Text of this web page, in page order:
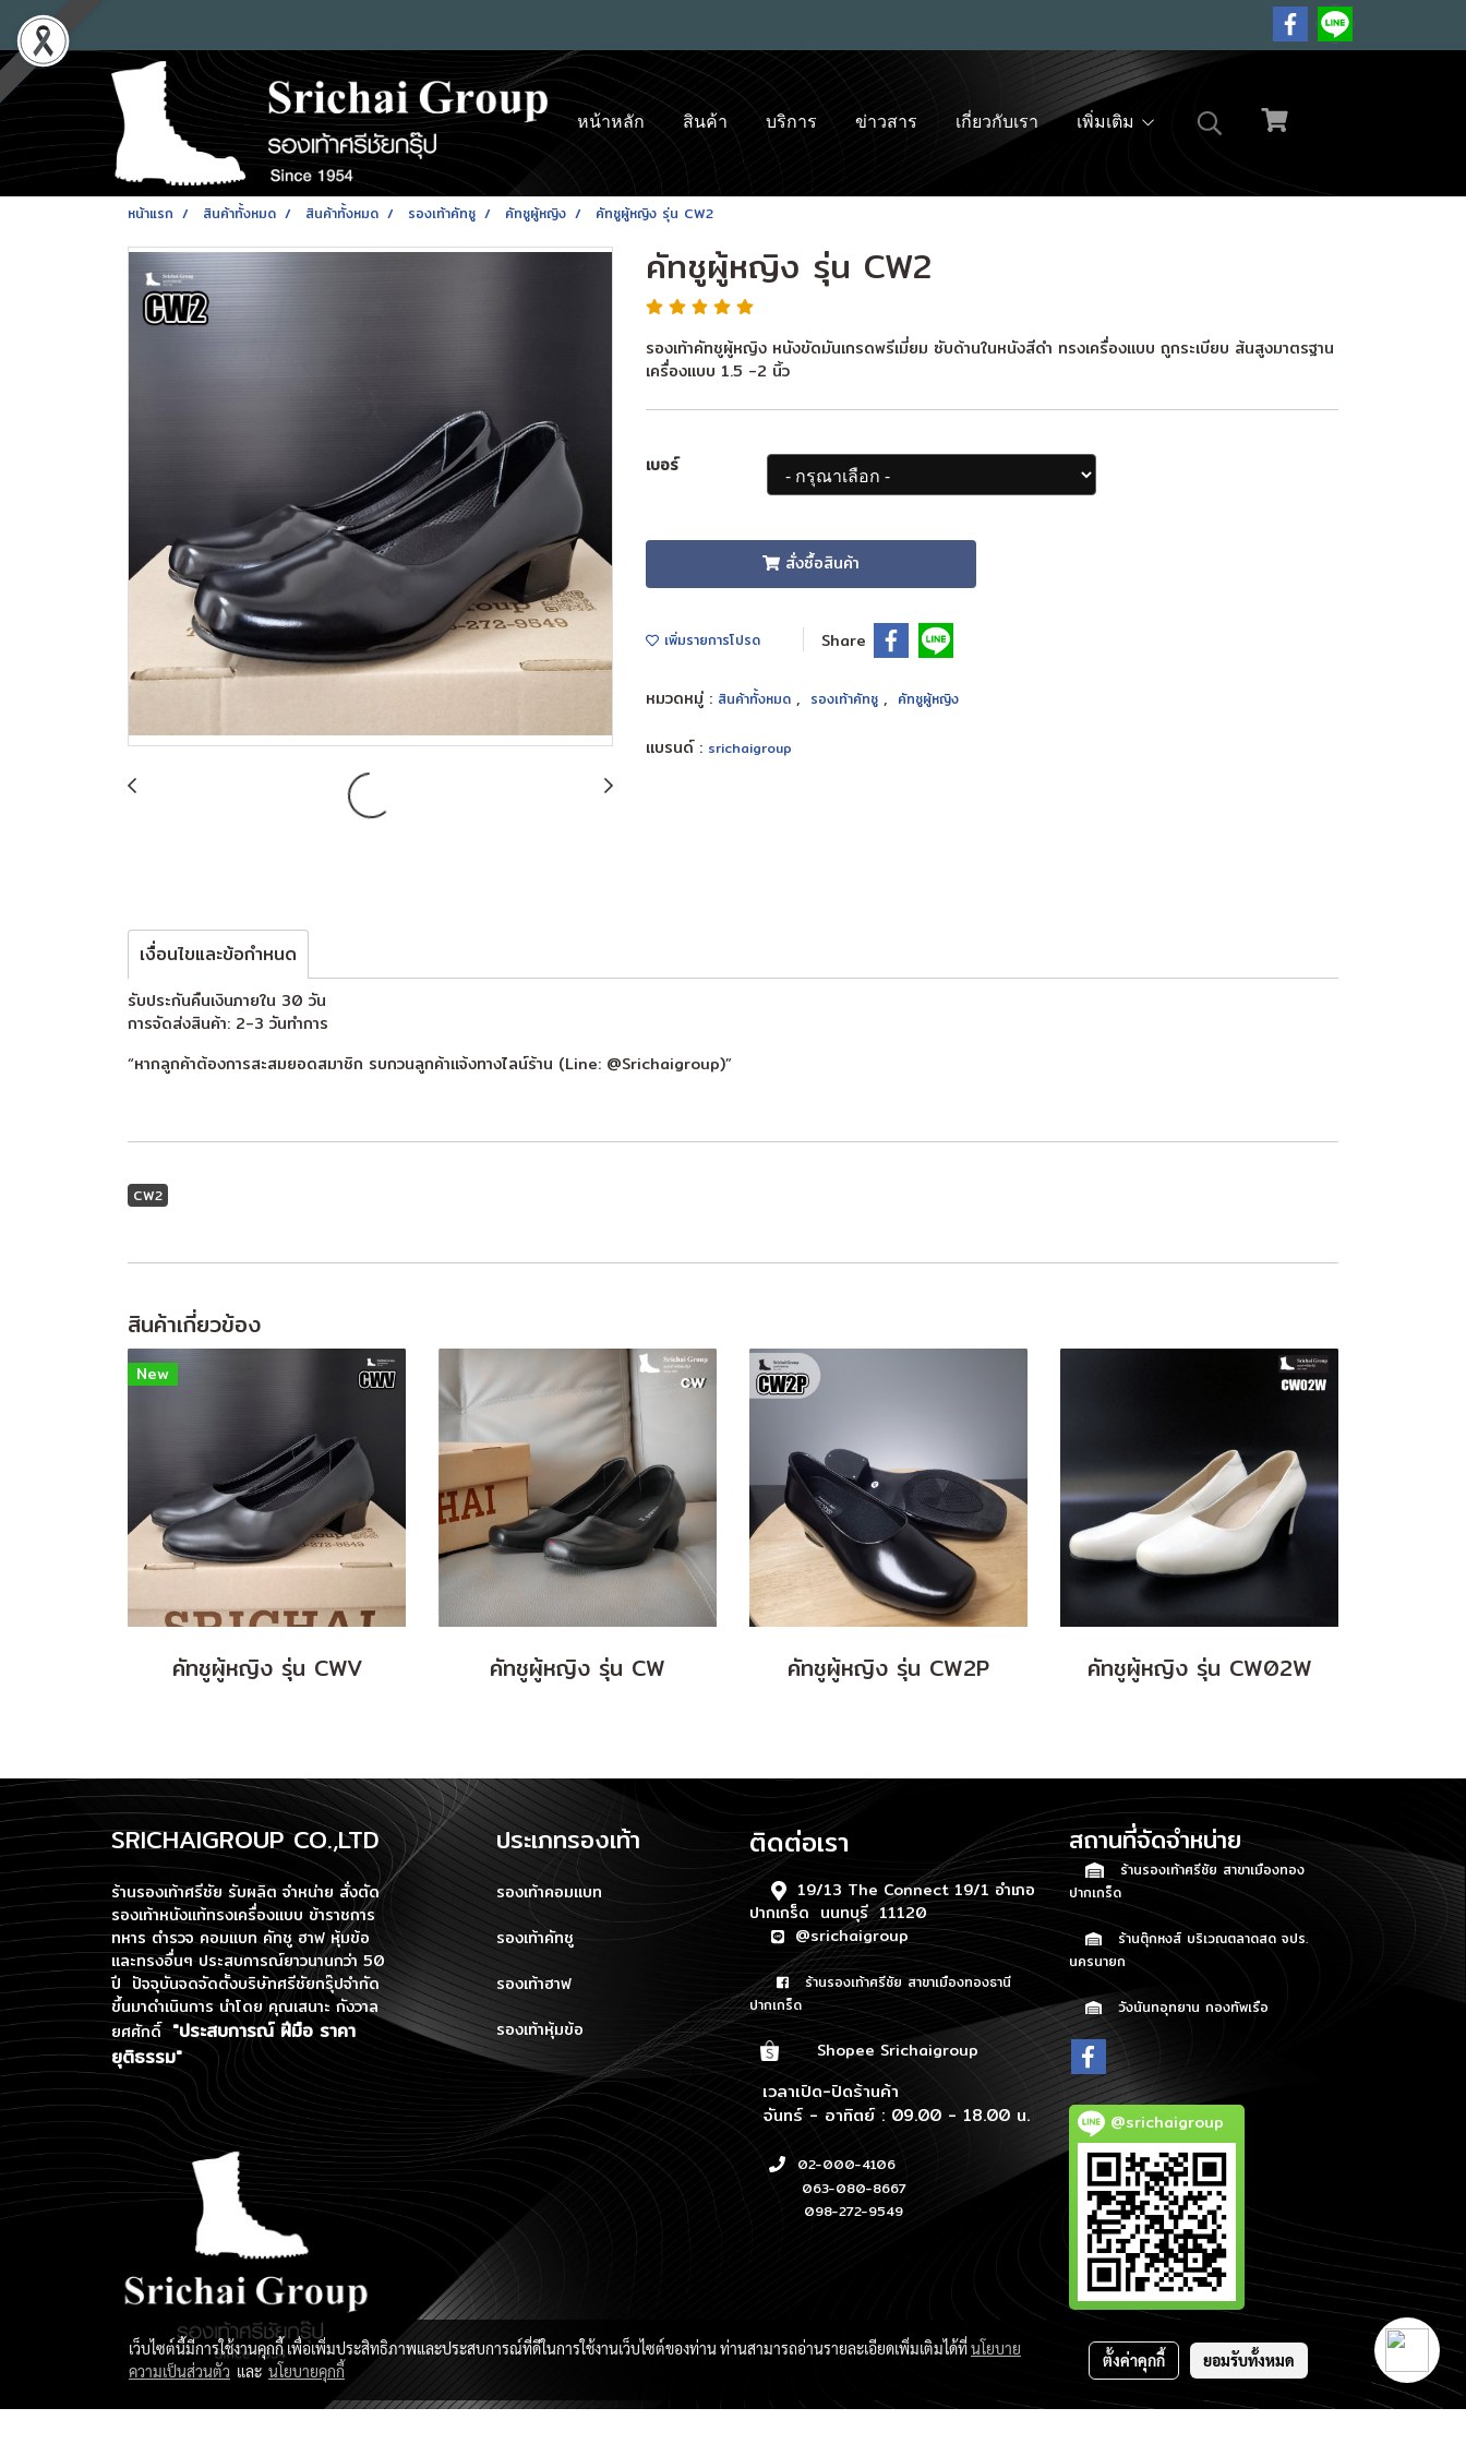
หน้าหลัก สินค้า บริการ ข่าวสาร เกี่ยวกับเรา เพิ่มเติม
หน้าแรก สินค้าทั้งหมด สินค้าทั้งหมด รองเท้าคัทชู คัทชูผู้หญิง คัทชูผู้หญิง รุ่น CW2
คัทชูผู้หญิง รุ่น CW2
รองเท้าคัทชูผู้หญิง หนังขัดมันเกรดพรีเมี่ยม ซับด้านในหนังสีดำ ทรงเครื่องแบบ ถูกระเบียบ ส้นสูงมาตรฐาน
เครื่องแบบ 1.5 -2 นิ้ว
เบอร์
สั่งซื้อสินค้า
เพิ่มรายการโปรด Share
หมวดหมู่ : สินค้าทั้งหมด , รองเท้าคัทชู , คัทชูผู้หญิง
แบรนด์ : srichaigroup
เงื่อนไขและข้อกำหนด
รับประกันคืนเงินภายใน 30 วัน
การจัดส่งสินค้า: 2-3 วันทำการ
“หากลูกค้าต้องการสะสมยอดสมาชิก รบกวนลูกค้าแจ้งทางไลน์ร้าน (Line: @Srichaigroup)”
CW2
สินค้าเกี่ยวข้อง
New
คัทชูผู้หญิง รุ่น CWV คัทชูผู้หญิง รุ่น CW คัทชูผู้หญิง รุ่น CW2P คัทชูผู้หญิง รุ่น CW02W
SRICHAIGROUP CO.,LTD
ร้านรองเท้าศรีชัย รับผลิต จำหน่าย สั่งตัด
รองเท้าหนังแท้ทรงเครื่องแบบ ข้าราชการ
ทหาร ตำรวจ คอมแบท คัทชู ฮาฟ หุ้มข้อ
และทรงอื่นๆ ประสบการณ์ยาวนานกว่า 50
ปี ปัจจุบันจดจัดตั้งบริษัทศรีชัยกรุ๊ปจำกัด
ขึ้นมาดำเนินการนำโดย คุณเสนาะ กังวาล
ยศศักดิ์ "ประสบการณ์ ฝีมือ ราคา
ยุติธรรม"
ประเภทรองเท้า
รองเท้าคอมแบท
รองเท้าคัทชู
รองเท้าฮาฟ
รองเท้าหุ้มข้อ
ติดต่อเรา
19/13 The Connect 19/1 อำเภอ
ปากเกร็ด นนทบุรี 11120
@srichaigroup
ร้านรองเท้าศรีชัย สาขาเมืองทองธานี
ปากเกร็ด
Shopee Srichaigroup
เวลาเปิด-ปิดร้านค้า
จันทร์ - อาทิตย์ : 09.00 - 18.00 น.
02-000-4106
063-080-8667
098-272-9549
สถานที่จัดจำหน่าย
ร้านรองเท้าศรีชัย สาขาเมืองทอง
ปากเกร็ด
ร้านตุ๊กหงส์ บริเวณตลาดสด จปร.
นครนายก
วังนันทอุทยาน กองทัพเรือ
@srichaigroup
เว็บไซต์นี้มีการใช้งานคุกกี้ เพื่อเพิ่มประสิทธิภาพและประสบการณ์ที่ดีในการใช้งานเว็บไซต์ของท่าน ท่านสามารถอ่านรายละเอียดเพิ่มเติมได้ที่นโยบาย
ความเป็นส่วนตัว และ นโยบายคุกกี้
ตั้งค่าคุกกี้ ยอมรับทั้งหมด